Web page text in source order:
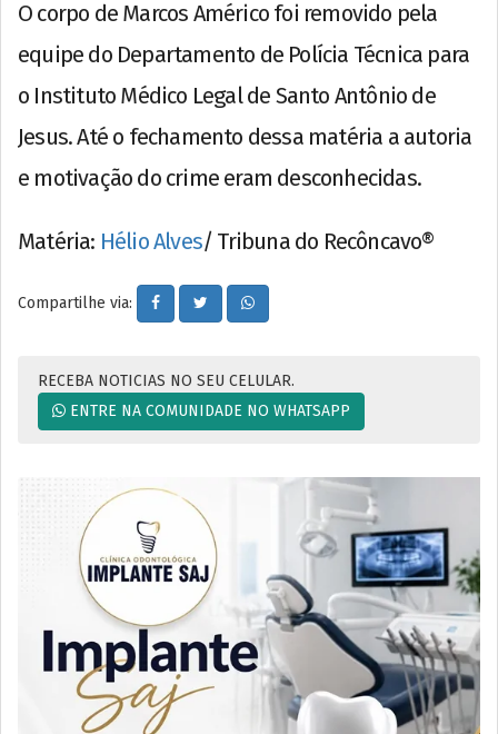
O corpo de Marcos Américo foi removido pela
equipe do Departamento de Polícia Técnica para
o Instituto Médico Legal de Santo Antônio de
Jesus. Até o fechamento dessa matéria a autoria
e motivação do crime eram desconhecidas.
Matéria: Hélio Alves/ Tribuna do Recôncavo®
Compartilhe via:
RECEBA NOTICIAS NO SEU CELULAR.
ENTRE NA COMUNIDADE NO WHATSAPP